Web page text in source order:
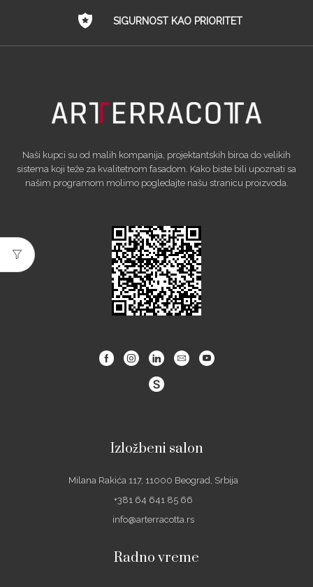
SIGURNOST KAO PRIORITET
Naši kupci su od malih kompanija, projektantskih biroa do velikih
sistema koji teže za kvalitetnom fasadom. Kako biste bili upoznati sa
našim programom molimo pogledajte našu stranicu proizvoda.
FacebookInstagramLinkedinEmail Youtube
Izložbeni salon
Milana Rakića 117, 11000 Beograd, Srbija
+381 64 641 85 66
info@arterracotta.rs
Radno vreme